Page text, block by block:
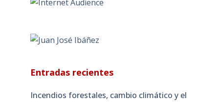
Entradas recientes
Incendios forestales, cambio climático y el